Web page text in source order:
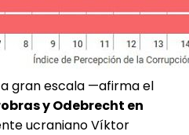
gran escala —afirma el
y Odebrecht en
ucraniano Víktor